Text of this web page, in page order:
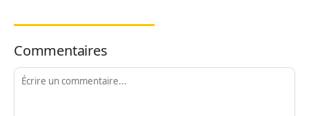
Commentaires